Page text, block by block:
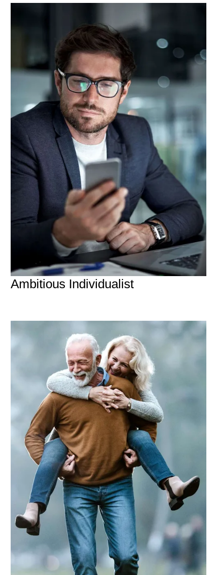
Ambitious Individualist